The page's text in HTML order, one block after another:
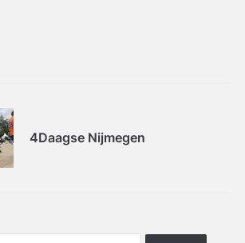
4Daagse Nijmegen